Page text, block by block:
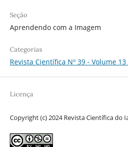
Seção
Aprendendo com a Imagem
Categorias
Revista Científica Nº 39 - Volume
Licença
Copyright (c) 2024 Revista Científica do